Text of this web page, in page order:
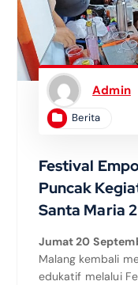
Admin
Berita
Festival
Puncak
Santa Maria
Jumat 20
Malang kembali
edukatif melalui